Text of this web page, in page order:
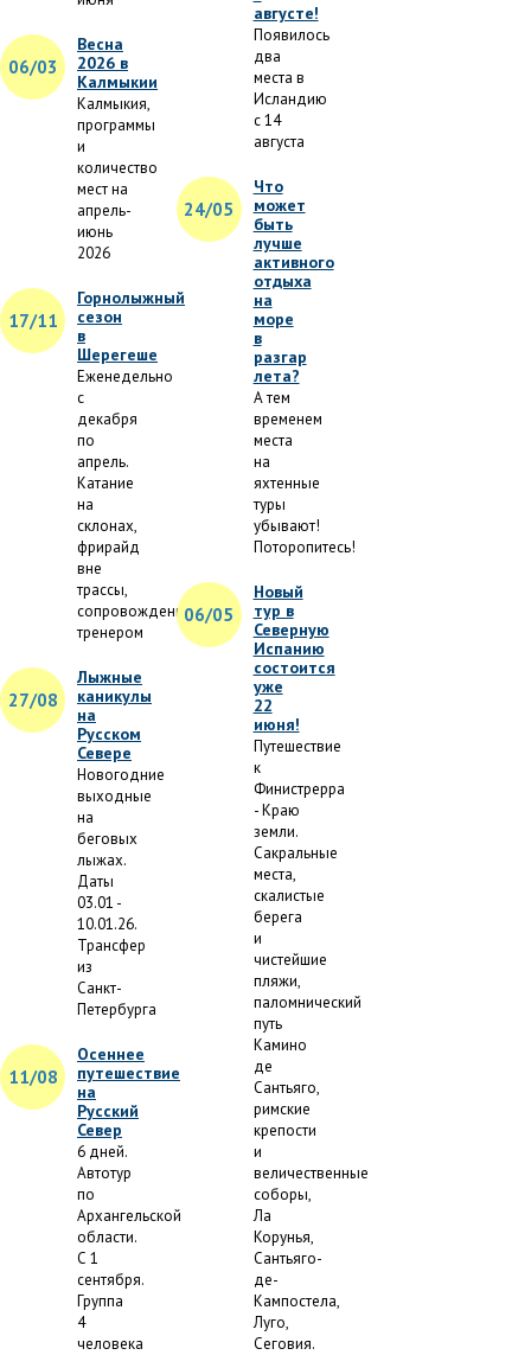
06/03
Весна
2026 в
Калмыкии
Калмыкия,
программы
и
количество
мест на
апрель-
июнь
2026
17/11
Горнолыжный
сезон
в
Шерегеше
Еженедельно
с
декабря
по
апрель.
Катание
на
склонах,
фрирайд
вне
трассы,
сопровождение
тренером
27/08
Лыжные
каникулы
на
Русском
Севере
Новогодние
выходные
на
беговых
лыжах.
Даты
03.01 -
10.01.26.
Трансфер
из
Санкт-
Петербурга
11/08
Осеннее
путешествие
на
Русский
Север
6 дней.
Автотур
по
Архангельской
области.
С 1
сентября.
Группа
4
человека
августе!
Появилось
два
места в
Исландию
с 14
августа
24/05
Что
может
быть
лучше
активного
отдыха
на
море
в
разгар
лета?
А тем
временем
места
на
яхтенные
туры
убывают!
Поторопитесь!
06/05
Новый
тур в
Северную
Испанию
состоится
уже
22
июня!
Путешествие
к
Финистрерра
- Краю
земли.
Сакральные
места,
скалистые
берега
и
чистейшие
пляжи,
паломнический
путь
Камино
де
Сантьяго,
римские
крепости
и
величественные
соборы,
Ла
Корунья,
Сантьяго-
де-
Кампостела,
Луго,
Сеговия.